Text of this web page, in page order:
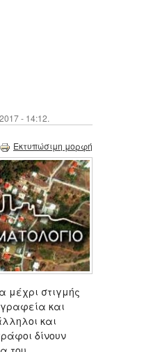
- 14:12.
Εκτυπώσιμη μορφή
μέχρι στιγμής
και
και
δίνουν